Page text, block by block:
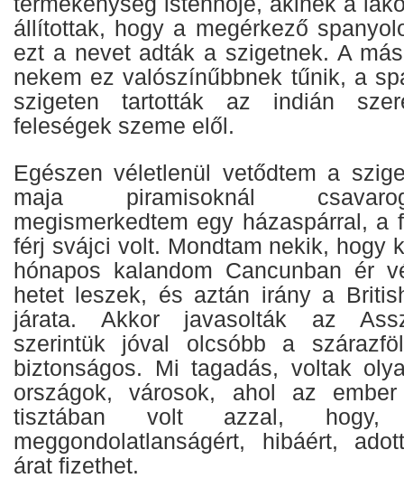
állítottak, hogy a megérkező
ezt a nevet adták a szigetnek. A
nekem ez valószínűbbnek tűnik, a
szigeten tartották az indián
feleségek szeme elől.
Egészen véletlenül vetődtem a
maja piramisoknál
megismerkedtem egy házaspárral, a
férj svájci volt. Mondtam nekik, hogy
hónapos kalandom Cancunban ér
hetet leszek, és aztán irány a
járata. Akkor javasolták az
szerintük jóval olcsóbb a
biztonságos. Mi tagadás, voltak
országok, városok, ahol az
tisztában volt azzal, hogy,
meggondolatlanságért, hibáért,
árat fizethet.